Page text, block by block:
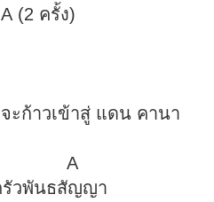
(2 ครั้ง)
ะก้าวเข้าสู่ แดน คานา
A
รัวพันธสัญญา